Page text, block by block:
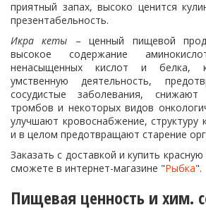
приятный запах, высоко ценится
презентабельность.
Икра кеты – ценный пищевой
высокое содержание
ненасыщенных кислот и белка,
умственную деятельность,
сосудистые заболевания, снижают
тромбов и некоторых видов
улучшают кровоснабжение, структуру
и в целом предотвращают старение
Заказать с доставкой и купить
сможете в интернет-магазине "Рыбка".
Пищевая ценность и хим.